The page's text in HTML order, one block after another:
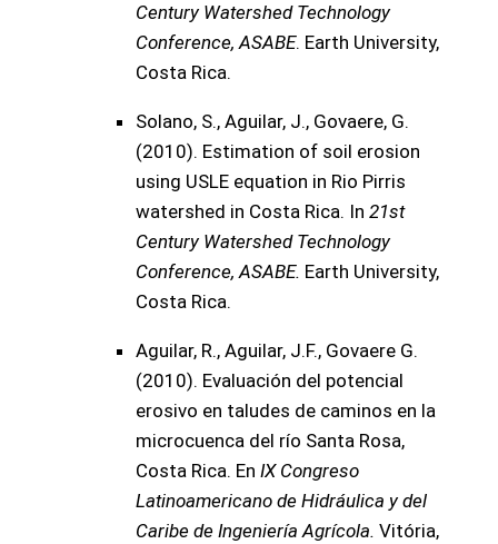
Century Watershed Technology
Conference, ASABE. Earth University,
Costa Rica.
Solano, S., Aguilar, J., Govaere, G.
(2010). Estimation of soil erosion
using USLE equation in Rio Pirris
watershed in Costa Rica. In 21st
Century Watershed Technology
Conference, ASABE. Earth University,
Costa Rica.
Aguilar, R., Aguilar, J.F., Govaere G.
(2010). Evaluación del potencial
erosivo en taludes de caminos en la
microcuenca del río Santa Rosa,
Costa Rica. En IX Congreso
Latinoamericano de Hidráulica y del
Caribe de Ingeniería Agrícola. Vitória,